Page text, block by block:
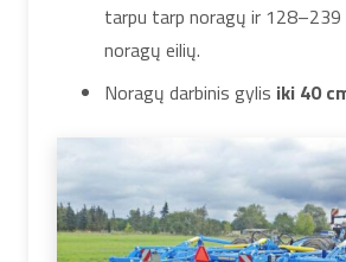
tarpu tarp noragų ir
noragų eilių.
Noragų darbinis gylis iki 40